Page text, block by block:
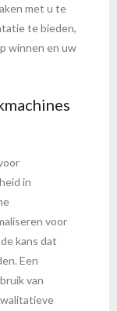
met u te
te bieden,
winnen en uw
in
voor
kans dat
Een
van